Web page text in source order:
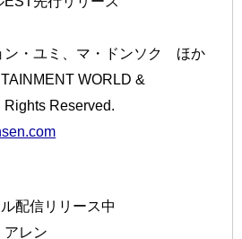
ン・ユミ、マ・ドンソク ほか
WORLD &
Reserved.
配信リリース中
アレン